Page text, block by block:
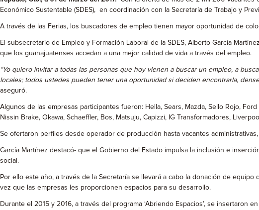
Económico Sustentable (SDES), en coordinación con la Secretaría de Trabajo y
A través de las Ferias, los buscadores de empleo tienen mayor oportunidad de
El subsecretario de Empleo y Formación Laboral de la SDES, Alberto García
que los guanajuatenses accedan a una mejor calidad de vida a través del empleo.
“Yo quiero invitar a todas las personas que hoy vienen a buscar un empleo, a
locales; todos ustedes pueden tener una oportunidad si deciden encontrarla,
aseguró.
Algunos de las empresas participantes fueron: Hella, Sears, Mazda, Sello Rojo,
Nissin Brake, Okawa, Schaeffler, Bos, Matsuju, Capizzi, IG Transformadores,
Se ofertaron perfiles desde operador de producción hasta vacantes
García Martínez destacó- que el Gobierno del Estado impulsa la inclusión e
social.
Por ello este año, a través de la Secretaría se llevará a cabo la donación de
vez que las empresas les proporcionen espacios para su desarrollo.
Durante el 2015 y 2016, a través del programa ‘Abriendo Espacios’, se insertaron